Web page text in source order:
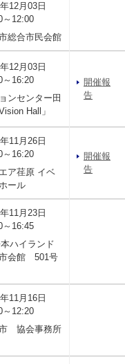
12月03日
～12:00
総合市民会館
12月03日
～16:20
ンセンター田
Hall」
開催報
告
11月26日
～16:20
ア荏原 イベ
ール
開催報
告
11月23日
～16:45
ハイランド
会館 501号
11月16日
～12:20
協会事務所